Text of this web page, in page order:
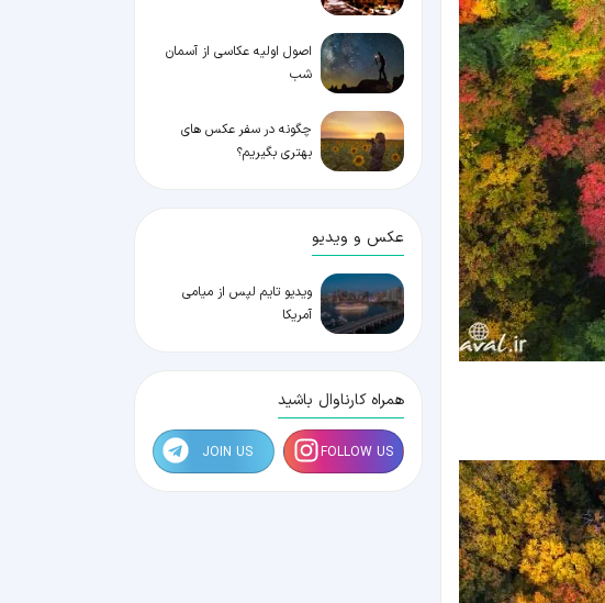
اصول اولیه عکاسی از آسمان
شب
چگونه در سفر عکس های
بهتری بگیریم؟
عکس و ویدیو
ویدیو تایم لپس از میامی
آمریکا
همراه کارناوال باشید
FOLLOW US
JOIN US